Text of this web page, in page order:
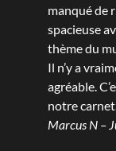
manqué de
spacieuse
thème du
Il n’y a
agréable.
notre
Marcus N –